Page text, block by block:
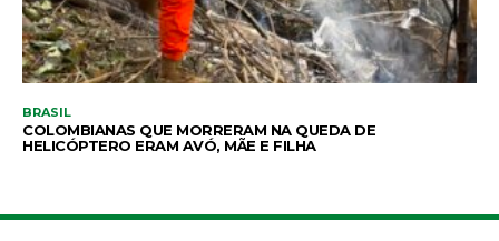
BRASIL
COLOMBIANAS QUE MORRERAM NA QUEDA DE
HELICÓPTERO ERAM AVÓ, MÃE E FILHA